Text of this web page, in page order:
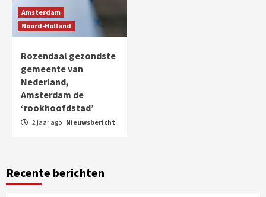
Amsterdam
Noord-Holland
Rozendaal gezondste
gemeente van
Nederland,
Amsterdam de
‘rookhoofdstad’
2 jaar ago Nieuwsbericht
Recente berichten